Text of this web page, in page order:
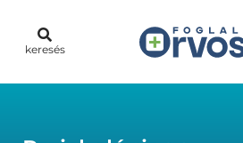
keresés